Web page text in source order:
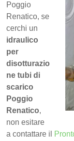
Poggio
Renatico, se
cerchi un
idraulico
per
disotturazio
ne tubi di
scarico
Poggio
Renatico,
non esitare
a contattare il